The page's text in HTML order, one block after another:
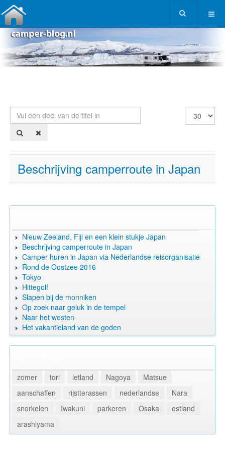
Vul een deel van de titel in
Beschrijving camperroute in Japan
Nieuw Zeeland, Fiji en een klein stukje Japan
Beschrijving camperroute in Japan
Camper huren in Japan via Nederlandse reisorganisatie
Rond de Oostzee 2016
Tokyo
Hittegolf
Slapen bij de monniken
Op zoek naar geluk in de tempel
Naar het westen
Het vakantieland van de goden
zomer tori letland Nagoya
Matsue
aanschaffen
rijstterassen nederlandse
Nara
snorkelen
Iwakuni parkeren Osaka
estland
arashiyama